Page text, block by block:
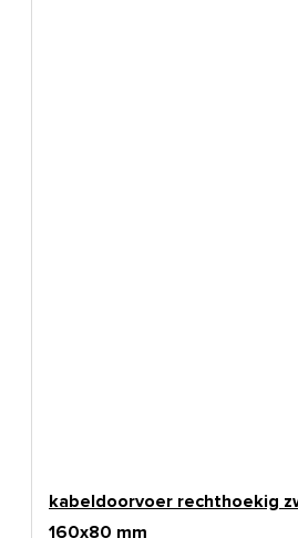
kabeldoorvoer rechthoekig
160x80 mm